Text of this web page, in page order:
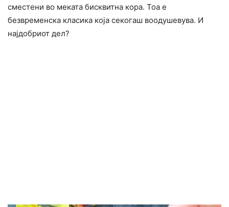
сместени во меката бисквитна кора. Тоа е
безвременска класика која секогаш воодушевува. И
најдобриот дел?